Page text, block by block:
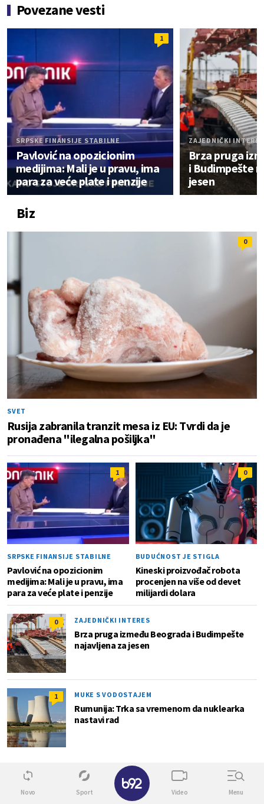
Povezane vesti
1
SRPSKE FINANSIJE STABILNE
Pavlović na opozicionim
medijima: Mali je u pravu, ima
para za veće plate i penzije
ZAJEDNIČKI INTERES
Brza pruga
i Budimpešte
jesen
Biz
0
SVET
Rusija zabranila tranzit mesa iz EU: Tvrdi da je
pronađena "ilegalna pošiljka"
1
SRPSKE FINANSIJE STABILNE
Pavlović na opozicionim
medijima: Mali je u pravu, ima
para za veće plate i penzije
0
BUDUĆNOST JE STIGLA
Kineski proizvođač robota
procenjen na više od devet
milijardi dolara
0 ZAJEDNIČKI INTERES
Brza pruga između Beograda i Budimpešte
najavljena za jesen
1 MUKE S VODOSTAJEM
Rumunija: Trka sa vremenom da nuklearka
nastavi rad
Info
Novo Sport Video Menu
✕